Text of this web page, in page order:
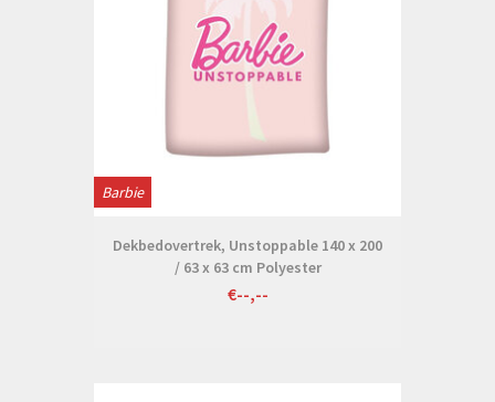
Barbie
Dekbedovertrek, Unstoppable 140 x 200
/ 63 x 63 cm Polyester
€--,--